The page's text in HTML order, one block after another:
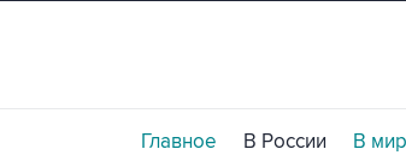
Главное В России В